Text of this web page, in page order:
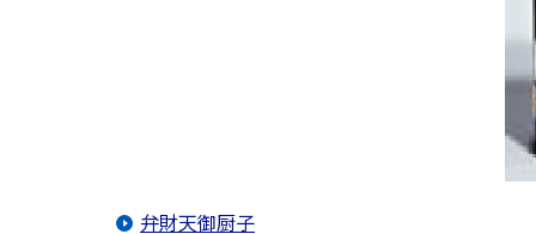
弁財天御厨子